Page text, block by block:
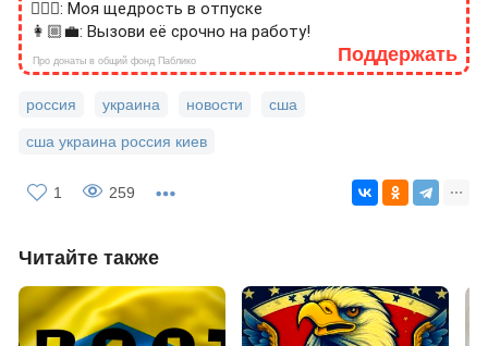
🙎🏻‍♂️: Моя щедрость в отпуске
👩🏼‍💼: Вызови её срочно на работу!
Поддержать
Про донаты в общий фонд Паблико
россия украина новости сша
сша украина россия киев
1 259
Читайте также